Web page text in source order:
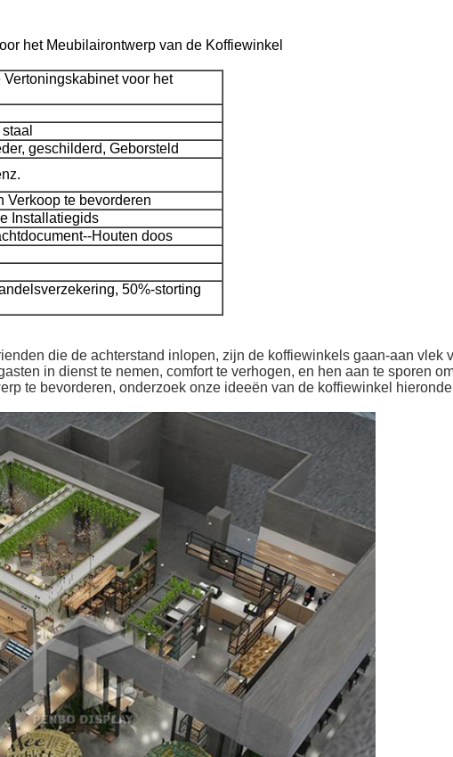
het Meubilairontwerp van de Koffiewinkel
voor het
geschilderd, Geborsteld
Verkoop te bevorderen
Installatiegids
Houten doos
50%-storting
die de achterstand inlopen, zijn de koffiewinkels gaan-aan vlek
in dienst te nemen, comfort te verhogen, en hen aan te sporen
te bevorderen, onderzoek onze ideeën van de koffiewinkel